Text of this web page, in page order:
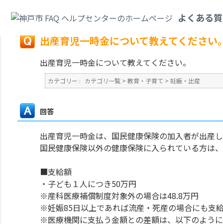
よくある
戻る
出産育児一時金について教えてください
出産育児一時金について教えてください。
カテゴリー : カテゴリ一覧 > 教育・子育て > 妊娠・出産
回答
出産育児一時金は、国民健康保険の加入者が出産
国民健康保険以外の健康保険に入られている方は
■支給額
・子ども１人につき50万円
※産科医療補償制度対象外の場合は48.8万円
※妊娠85日以上であれば流産・死産の場合にも支
※医療機関に支払う金額との差額は、以下のよう